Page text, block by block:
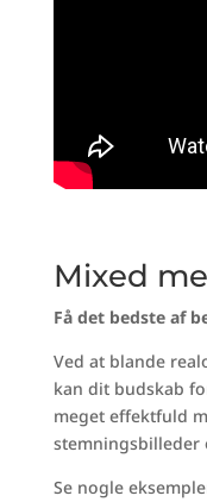
Mixed
Få det bedste af
Ved at blande
kan dit budskab
meget effektfuld
stemningsbilleder
Se nogle